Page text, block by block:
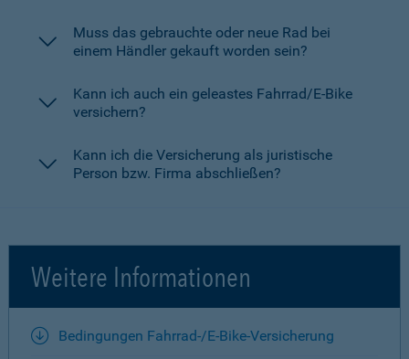
Muss das gebrauchte oder neue Rad bei
einem Händler gekauft worden sein?
Kann ich auch ein geleastes Fahrrad/E-Bike
versichern?
Kann ich die Versicherung als juristische
Person bzw. Firma abschließen?
Weitere Informationen
Bedingungen Fahrrad-/E-Bike-Versicherung